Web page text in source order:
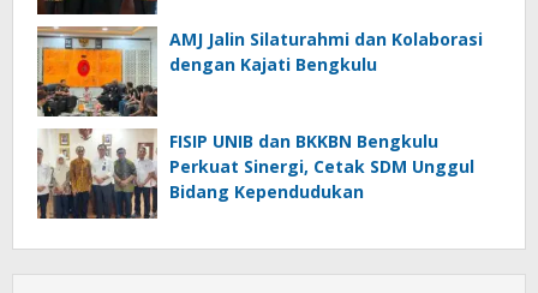
AMJ Jalin Silaturahmi dan Kolaborasi
dengan Kajati Bengkulu
FISIP UNIB dan BKKBN Bengkulu
Perkuat Sinergi, Cetak SDM Unggul
Bidang Kependudukan